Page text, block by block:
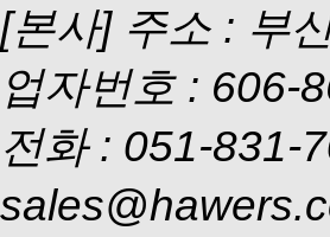
[본사] 주소 : 부
업자번호 : 606-
전화 : 051-831-